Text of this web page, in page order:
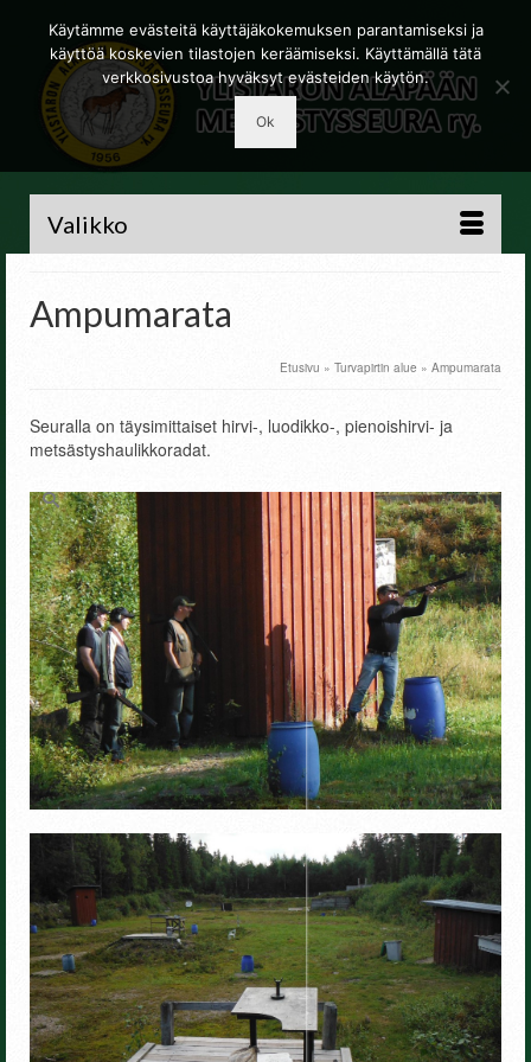
Valikko
Ampumarata
Etusivu » Turvapirtin alue » Ampumarata
Seuralla on täysimittaiset hirvi-, luodikko-, pienoishirvi- ja
metsästyshaulikkoradat.
Käytämme evästeitä käyttäjäkokemuksen parantamiseksi ja
käyttöä koskevien tilastojen keräämiseksi. Käyttämällä tätä
verkkosivustoa hyväksyt evästeiden käytön.
Ok